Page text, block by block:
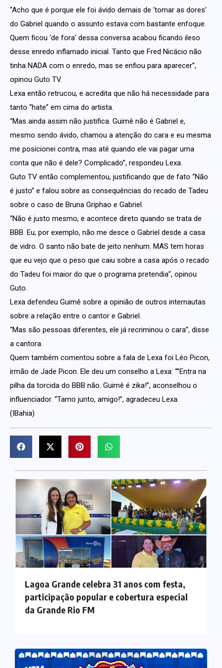
“Acho que é porque ele foi ávido demais de ‘tomar as dores’
do Gabriel quando o assunto estava com bastante enfoque.
Quem ficou ‘de fora’ dessa conversa acabou ficando ileso
desse enredo inflamado inicial. Tanto que Fred Nicácio não
tinha NADA com o enredo, mas se enfiou para aparecer”,
opinou Guto TV.
Lexa então retrucou, e acredita que não há necessidade para
tanto “hate” em cima do artista.
“Mas ainda assim não justifica. Guimê não é Gabriel e,
mesmo sendo ávido, chamou a atenção do cara e eu mesma
me posicionei contra, mas até quando ele vai pagar uma
conta que não é dele? Complicado”, respondeu Lexa.
Guto TV então complementou, justificando que de fato “Não
é justo” e falou sobre as consequências do recado de Tadeu
sobre o caso de Bruna Griphao e Gabriel.
“Não é justo mesmo, e acontece direto quando se trata de
BBB. Eu, por exemplo, não me desce o Gabriel desde a casa
de vidro. O santo não bate de jeito nenhum. MAS tem horas
que eu vejo que o peso que caiu sobre a casa após o recado
do Tadeu foi maior do que o programa pretendia”, opinou
Guto.
Lexa defendeu Guimê sobre a opinião de outros internautas
sobre a relação entre o cantor e Gabriel.
“Mas são pessoas diferentes, ele já recriminou o cara”, disse
a cantora.
Quem também comentou sobre a fala de Lexa foi Léo Picon,
irmão de Jade Picon. Ele deu um conselho a Lexa: “”Entra na
pilha da torcida do BBB não. Guimê é zika!”, aconselhou o
influenciador. “Tamo junto, amigo!”, agradeceu Lexa.
(IBahia)
Lagoa Grande celebra 31 anos com festa,
participação popular e cobertura especial
da Grande Rio FM